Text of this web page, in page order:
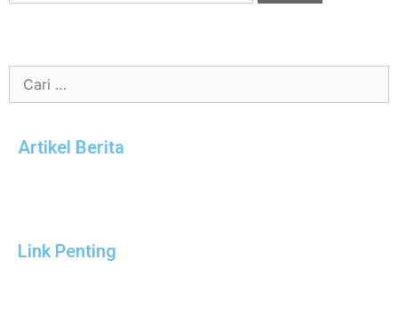
Artikel Berita
Link Penting